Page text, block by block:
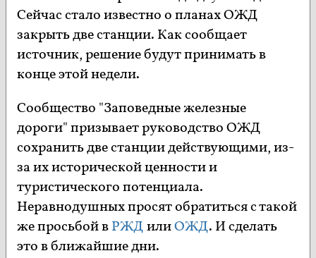
Сейчас стало известно о планах ОЖД
закрыть две станции. Как сообщает
источник, решение будут принимать в
конце этой недели.
Сообщество "Заповедные железные
дороги" призывает руководство ОЖД
сохранить две станции действующими, из-
за их исторической ценности и
туристического потенциала.
Неравнодушных просят обратиться с такой
же просьбой вРЖДилиОЖД. И сделать
это в ближайшие дни.